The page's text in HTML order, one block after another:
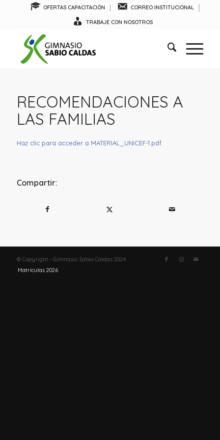
OFERTAS CAPACITACIÓN CORREO INSTITUCIONAL
TRABAJE CON NOSOTROS
RECOMENDACIONES A
LAS FAMILIAS
Haz clic para acceder a MATERIAL_UNICEF-1.pdf
Compartir:
© Copyright - Gimnasio Sabio Caldas 2024
Matrículas 2026